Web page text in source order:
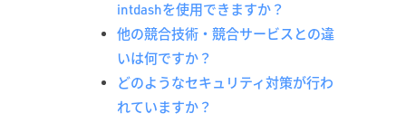
intdashを使用できますか？
他の競合技術・競合サービスとの違
いは何ですか？
どのようなセキュリティ対策が行わ
れていますか？